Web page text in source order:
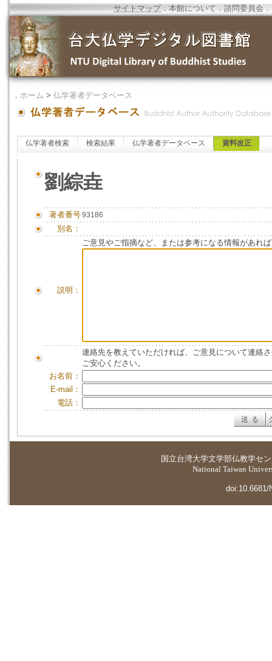
サイトマップ．本館について ．諮問委員会 ．
． ホーム > 仏学著者データベース
仏学著者検索 検索結果 仏学著者データベース 資料改正
劉綜垚
著者番号93186
別名：
説明：
ご意見やご指摘など、または参考になる情報があれ
連絡先を教えていただければ、ご意見について連絡
ご安心ください。
お名前：
E-mail：
電話：
国立台湾大学文学部仏教学セ
National Taiwan
doi:10.6681/